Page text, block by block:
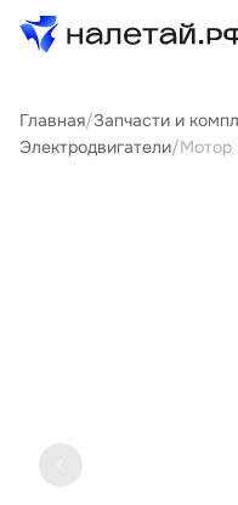
Товары
Поставщикам
Государственные
Главная/Запчасти и
Электродвигатели/Мотор